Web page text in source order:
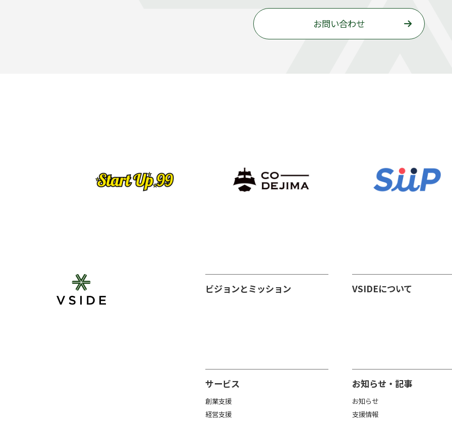
お問い合わせ
ビジョンとミッション VSIDEについて
サービス
創業支援
経営支援
お知らせ・記事
お知らせ
支援情報